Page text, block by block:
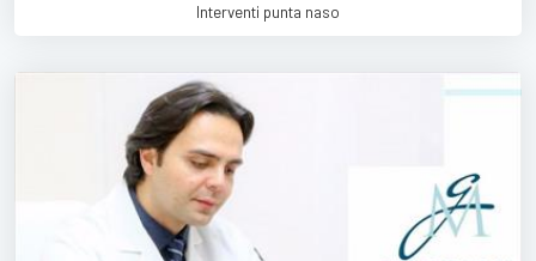
Interventi punta naso